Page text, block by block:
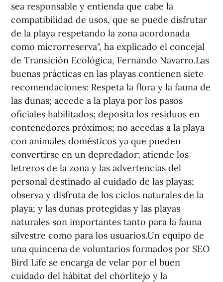
sea responsable y entienda que cabe la
compatibilidad de usos, que se puede disfrutar
de la playa respetando la zona acordonada
como microrreserva", ha explicado el concejal
de Transición Ecológica, Fernando Navarro.Las
buenas prácticas en las playas contienen siete
recomendaciones: Respeta la flora y la fauna de
las dunas; accede a la playa por los pasos
oficiales habilitados; deposita los residuos en
contenedores próximos; no accedas a la playa
con animales domésticos ya que pueden
convertirse en un depredador; atiende los
letreros de la zona y las advertencias del
personal destinado al cuidado de las playas;
observa y disfruta de los ciclos naturales de la
playa; y las dunas protegidas y las playas
naturales son importantes tanto para la fauna
silvestre como para los usuarios.Un equipo de
una quincena de voluntarios formados por SEO
Bird Life se encarga de velar por el buen
cuidado del hábitat del chorlitejo y la